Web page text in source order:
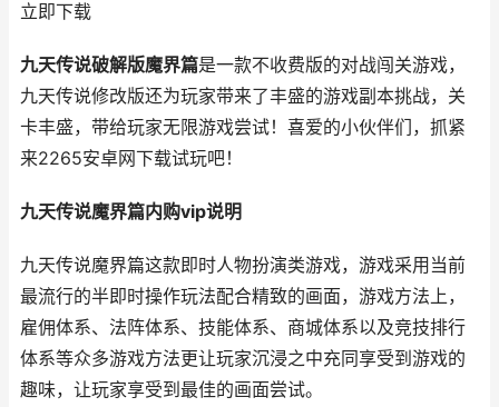
立即下载
九天传说破解版魔界篇是一款不收费版的对战闯关游戏，
九天传说修改版还为玩家带来了丰盛的游戏副本挑战，关
卡丰盛，带给玩家无限游戏尝试！喜爱的小伙伴们，抓紧
来2265安卓网下载试玩吧！
九天传说魔界篇内购vip说明
九天传说魔界篇这款即时人物扮演类游戏，游戏采用当前
最流行的半即时操作玩法配合精致的画面，游戏方法上，
雇佣体系、法阵体系、技能体系、商城体系以及竞技排行
体系等众多游戏方法更让玩家沉浸之中充同享受到游戏的
趣味，让玩家享受到最佳的画面尝试。